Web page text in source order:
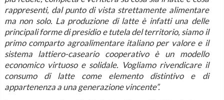
rappresenti, dal punto di vista strettamente alimentare
ma non solo. La produzione di latte è infatti una delle
principali forme di presidio e tutela del territorio, siamo il
primo comparto agroalimentare italiano per valore e il
sistema lattiero-caseario cooperativo è un modello
economico virtuoso e solidale. Vogliamo rivendicare il
consumo di latte come elemento distintivo e di
appartenenza a una generazione vincente”.